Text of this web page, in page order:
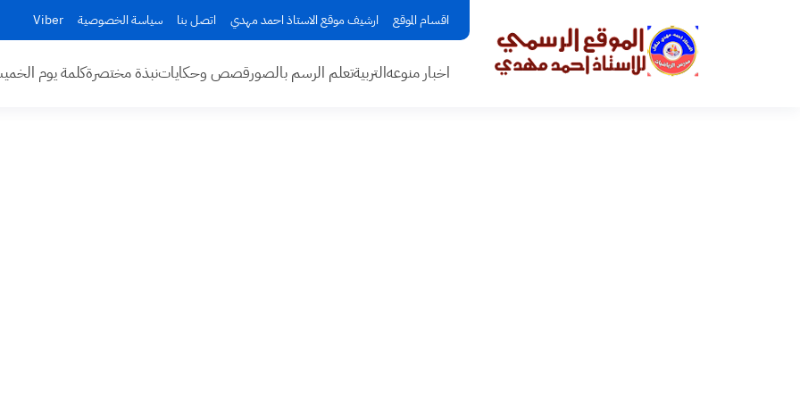
اقسام الموقع ارشيف موقع الاستاذ احمد مهدي اتصل بنا سياسة الخصوصية Viber
اخبار منوعهالتربيةتعلم الرسم بالصورقصص وحكاياتنبذة مختصرةكلمة يوم